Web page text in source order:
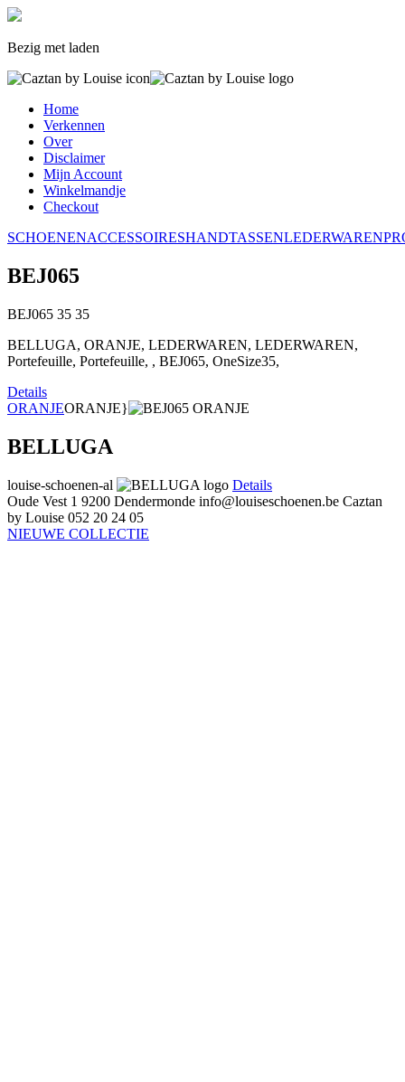
Bezig met laden
Home
Verkennen
Over
Disclaimer
Mijn Account
Winkelmandje
Checkout
SCHOENENACCESSOIRESHANDTASSENLEDERWAREN
BEJ065
BEJ065 35 35
BELLUGA, ORANJE, LEDERWAREN, LEDERWAREN,
Portefeuille, Portefeuille, , BEJ065, OneSize35,
Details
ORANJEORANJE}
BELLUGA
louise-schoenen-al
Details
Oude Vest 1 9200 Dendermonde info@louiseschoenen.be Caztan
by Louise 052 20 24 05
NIEUWE COLLECTIE